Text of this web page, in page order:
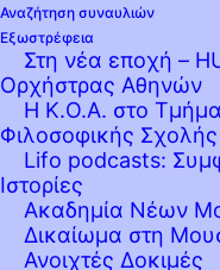
Αναζήτηση συναυλιών
Εξωστρέφεια
Στη νέα εποχή –
Ορχήστρας Αθηνών
Η Κ.Ο.Α. στο
Φιλοσοφικής Σχολής
Lifo podcasts:
Ιστορίες
Ακαδημία Νέων
Δικαίωμα στη
Ανοιχτές Δοκιμές